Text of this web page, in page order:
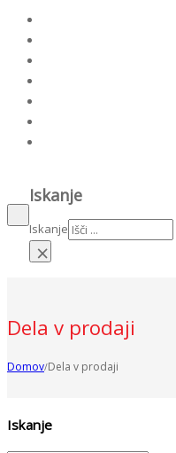
Iskanje
Iskanje
×
Dela v prodaji
Domov/Dela v prodaji
Iskanje